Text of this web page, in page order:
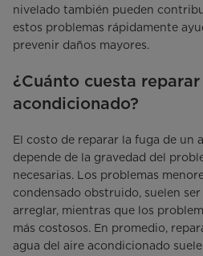
nivelado también pueden
estos problemas rápidamente
prevenir daños mayores.
¿Cuánto cuesta
acondicionado?
El costo de reparar la fuga de un
depende de la gravedad del
necesarias. Los problemas
condensado obstruido, suelen
arreglar, mientras que los
más costosos. En promedio,
agua del aire acondicionado